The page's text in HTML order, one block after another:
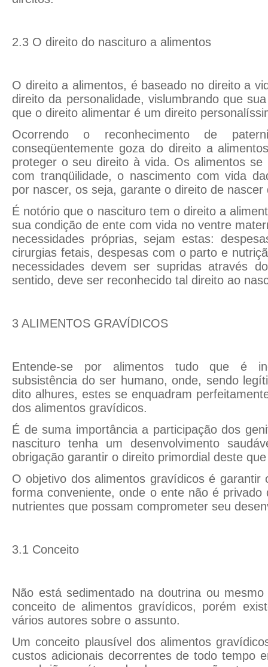
2.3 O direito do nascituro a alimentos
O direito a alimentos, é baseado no direito a
direito da personalidade, vislumbrando que
que o direito alimentar é um direito
Ocorrendo o reconhecimento de
conseqüentemente goza do direito a
proteger o seu direito à vida. Os alimentos se
com tranqüilidade, o nascimento com vida
por nascer, os seja, garante o direito de nascer
É notório que o nascituro tem o direito a
sua condição de ente com vida no ventre
necessidades próprias, sejam estas:
cirurgias fetais, despesas com o parto e
necessidades devem ser supridas através
sentido, deve ser reconhecido tal direito ao
3 ALIMENTOS GRAVÍDICOS
Entende-se por alimentos tudo que é
subsistência do ser humano, onde, sendo
dito alhures, estes se enquadram
dos alimentos gravídicos.
É de suma importância a participação dos
nascituro tenha um desenvolvimento
obrigação garantir o direito primordial deste
O objetivo dos alimentos gravídicos é garantir
forma conveniente, onde o ente não é privado
nutrientes que possam comprometer seu
3.1 Conceito
Não está sedimentado na doutrina ou
conceito de alimentos gravídicos, porém
vários autores sobre o assunto.
Um conceito plausível dos alimentos
custos adicionais decorrentes de todo tempo